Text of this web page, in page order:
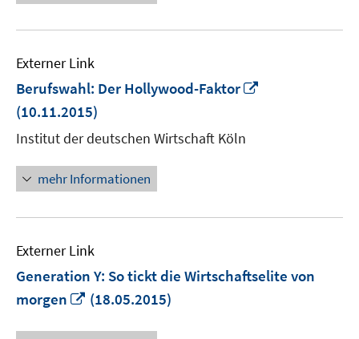
Externer Link
Berufswahl: Der Hollywood-Faktor
(10.11.2015)
Institut der deutschen Wirtschaft Köln
mehr Informationen
Externer Link
Generation Y: So tickt die Wirtschaftselite von
morgen
In
Fenster
(18.05.2015)